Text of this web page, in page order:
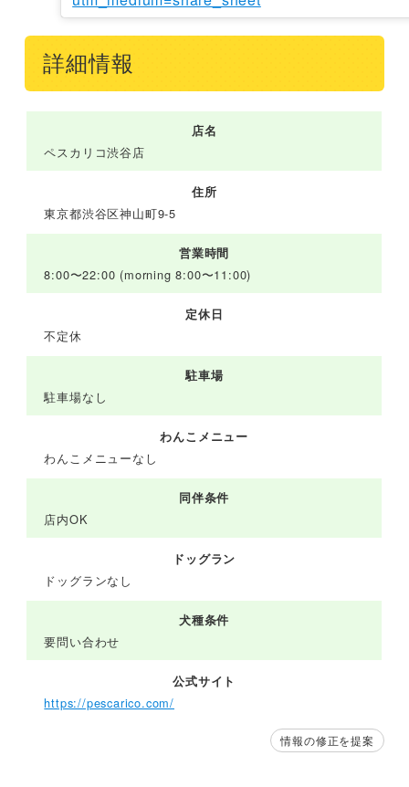
詳細情報
店名
ペスカリコ渋谷店
住所
東京都渋谷区神山町9-5
営業時間
8:00〜22:00 (morning 8:00〜11:00)
定休日
不定休
駐車場
駐車場なし
わんこメニュー
わんこメニューなし
同伴条件
店内OK
ドッグラン
ドッグランなし
犬種条件
要問い合わせ
公式サイト
https://pescarico.com/
情報の修正を提案